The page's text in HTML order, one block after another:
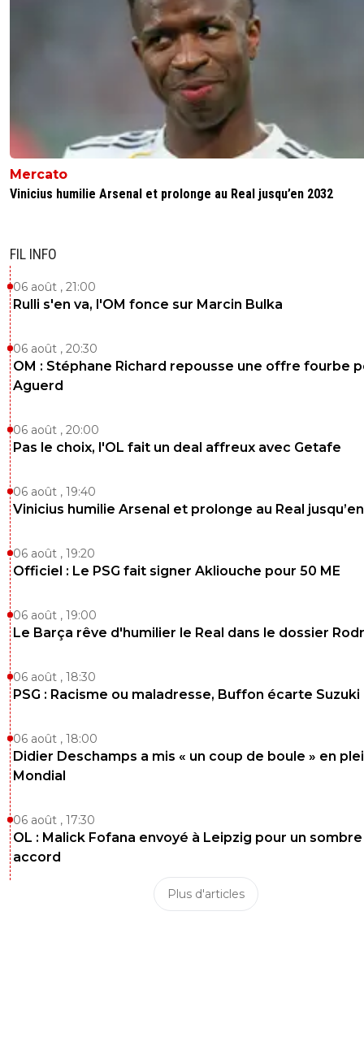
Mercato
Vinicius humilie Arsenal et prolonge au Real jusqu’en 2032
FIL INFO
06 août , 21:00
Rulli s'en va, l'OM fonce sur Marcin Bulka
06 août , 20:30
OM : Stéphane Richard repousse une offre fourbe
Aguerd
06 août , 20:00
Pas le choix, l'OL fait un deal affreux avec Getafe
06 août , 19:40
Vinicius humilie Arsenal et prolonge au Real
06 août , 19:20
Officiel : Le PSG fait signer Akliouche pour 50 ME
06 août , 19:00
Le Barça rêve d'humilier le Real dans le dossier
06 août , 18:30
PSG : Racisme ou maladresse, Buffon écarte Suzuki
06 août , 18:00
Didier Deschamps a mis « un coup de boule » en
Mondial
06 août , 17:30
OL : Malick Fofana envoyé à Leipzig pour un sombre
accord
Plus d'articles